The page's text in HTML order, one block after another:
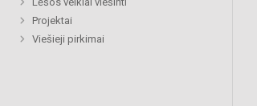
Projektai
Viešieji pirkimai